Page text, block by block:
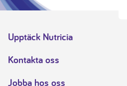
Upptäck Nutricia
Kontakta oss
Jobba hos oss